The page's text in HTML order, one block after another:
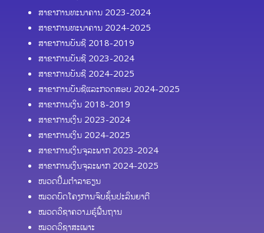
ສາຂາການທະນາຄານ 2023-2024
ສາຂາການທະນາຄານ 2024-2025
ສາຂາການບັນຊີ 2018-2019
ສາຂາການບັນຊີ 2023-2024
ສາຂາການບັນຊີ 2024-2025
ສາຂາການບັນຊີແລະກວດສອບ 2024-2025
ສາຂາການເງິນ 2018-2019
ສາຂາການເງິນ 2023-2024
ສາຂາການເງິນ 2024-2025
ສາຂາການເງິນຈຸລະພາກ 2023-2024
ສາຂາການເງິນຈຸລະພາກ 2024-2025
ໜວດປຶ້ມຕຳລາຮຽນ
ໝວດບົດໂຄງການຈົບຊັ້ນປະລິນຍາຕີ
ໝວດວິຊາຄວາມຮູ້ຟື້ນຖານ
ໝວດວິຊາສະເພາະ